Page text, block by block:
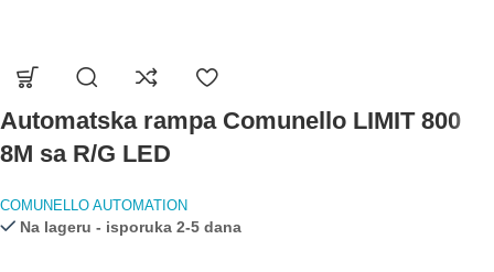
Automatska rampa Comunello LIMIT 800
8M sa R/G LED
COMUNELLO AUTOMATION
Na lageru - isporuka 2-5 dana